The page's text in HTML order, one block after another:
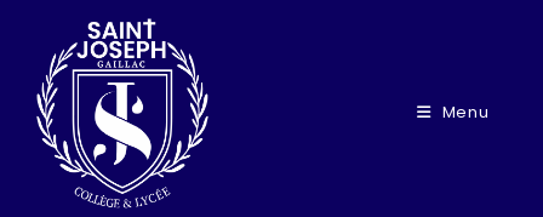
Menu